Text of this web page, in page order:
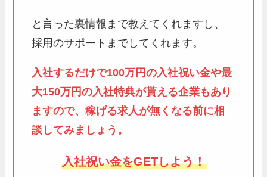
と言った裏情報まで教えてくれますし、
採用のサポートまでしてくれます。
入社するだけで100万円の入社祝い金や最
大150万円の入社特典が貰える企業もあり
ますので、稼げる求人が無くなる前に相
談してみましょう。
入社祝い金をGETしよう！